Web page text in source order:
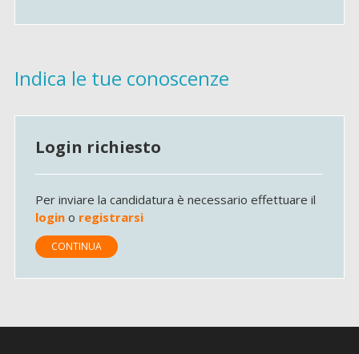
Indica le tue conoscenze
Login richiesto
Per inviare la candidatura è necessario effettuare il
logino registrarsi
CONTINUA